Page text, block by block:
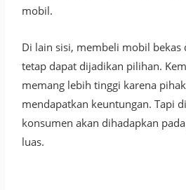
mobil.
Di lain sisi, membeli mobil
tetap dapat dijadikan pilihan.
memang lebih tinggi karena
mendapatkan keuntungan. Tapi
konsumen akan dihadapkan
luas.